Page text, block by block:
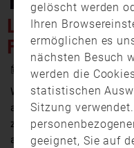
LANGE
27. September 2022
Wenn es brennt, wenn
alles unter Wasser
zu jeder Tages und
auch die Information
gelöscht werden
Ihren
ermöglichen es
nächsten Besuch
werden die
statistischen
Sitzung
geeignet, Sie auf